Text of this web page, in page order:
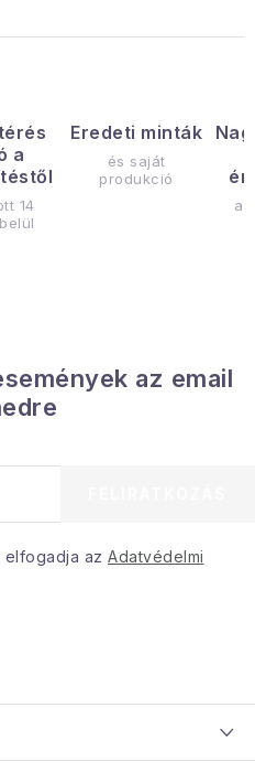
a
14
Eredeti minták
és saját
produkció
az email
elfogadja az Adatvédelmi